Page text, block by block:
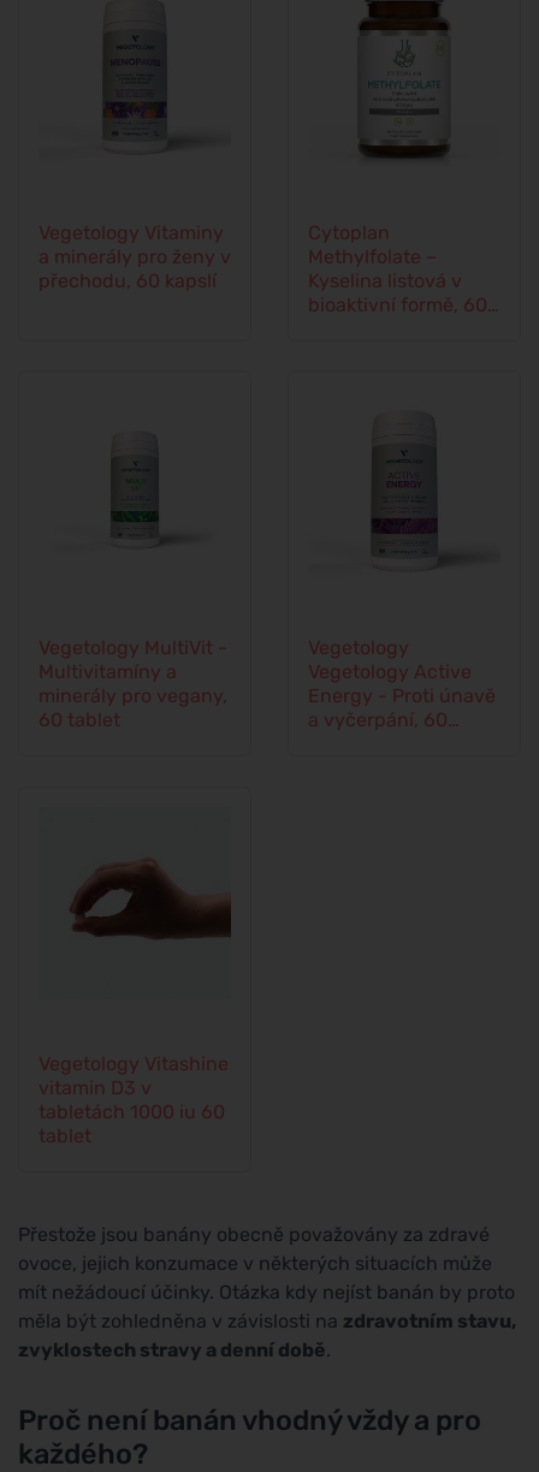
Vegetology Vitaminy
a minerály pro ženy v
přechodu, 60 kapslí
Cytoplan
Methylfolate –
Kyselina listová v
bioaktivní formě, 60
Vegetology MultiVit -
Multivitamíny a
minerály pro vegany,
60 tablet
Vegetology
Vegetology Active
Energy - Proti únavě
a vyčerpání, 60
Vegetology Vitashine
vitamin D3 v
tabletách 1000 iu 60
tablet
Přestože jsou banány obecně považovány za zdravé
ovoce, jejich konzumace v některých situacích může
mít nežádoucí účinky. Otázka kdy nejíst banán by proto
měla být zohledněna v závislosti na zdravotním stavu,
zvyklostech stravy a denní době.
Proč není banán vhodný vždy a pro
každého?